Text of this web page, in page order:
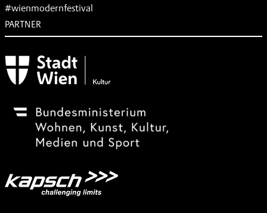
#wienmodernfestival
PARTNER
Subventionsgeber